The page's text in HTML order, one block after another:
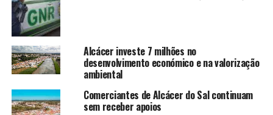
Alcácer investe 7 milhões no
desenvolvimento económico e na valorização
ambiental
Comerciantes de Alcácer do Sal continuam
sem receber apoios